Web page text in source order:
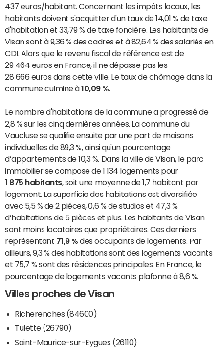
437 euros/habitant. Concernant les impôts locaux, les
habitants doivent s'acquitter d'un taux de 14,01 % de taxe
d'habitation et 33,79 % de taxe foncière. Les habitants de
Visan sont à 9,36 % des cadres et à 82,64 % des salariés en
CDI. Alors que le revenu fiscal de référence est de
29 464 euros en France, il ne dépasse pas les
28 666 euros dans cette ville. Le taux de chômage dans la
commune culmine à10,09 %
Le nombre d'habitations de la commune a progressé de
2,8 % sur les cinq dernières années. La commune du
Vaucluse se qualifie ensuite par une part de maisons
individuelles de 89,3 %, ainsi qu'un pourcentage
d’appartements de 10,3 %. Dans la ville de Visan, le parc
immobilier se compose de 1 134 logements pour
1 875 habitants, soit une moyenne de 1,7 habitant par
logement. La superficie des habitations est diversifiée
avec 5,5 % de 2 pièces, 0,6 % de studios et 47,3 %
d’habitations de 5 pièces et plus. Les habitants de Visan
sont moins locataires que propriétaires. Ces derniers
représentant 71,9 % des occupants de logements. Par
ailleurs, 9,3 % des habitations sont des logements vacants
et 75,7 % sont des résidences principales. En France, le
pourcentage de logements vacants plafonne à 8,6 %.
Villes proches de Visan
Richerenches (84600)
Tulette (26790)
Saint-Maurice-sur-Eygues (26110)